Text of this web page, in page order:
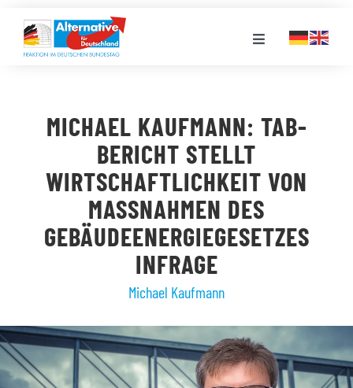
Inhalt
springen
Toggle
LANDESGRUPPEN
VERANSTALTUNGEN
PRESSE
MEDIATHEK
MICHAEL KAUFMANN: TAB-
BERICHT STELLT
WIRTSCHAFTLICHKEIT VON
MASSNAHMEN DES G
EBÄUDEENERGIEGESETZES I
NFRAGE
Michael Kaufmann